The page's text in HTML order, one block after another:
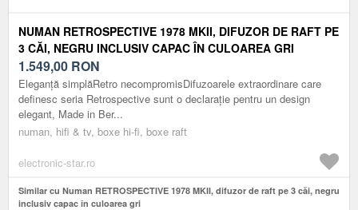
NUMAN RETROSPECTIVE 1978 MKII, DIFUZOR DE RAFT PE
3 CĂI, NEGRU INCLUSIV CAPAC ÎN CULOAREA GRI
1.549,00 RON
Eleganță simplăRetro necompromisDifuzoarele extraordinare care
definesc seria Retrospective sunt o declarație pentru un design
elegant, Made in Ber...
numan, hifi & tv, boxe hi-fi, boxe raft
electronic-star.ro
Similar cu Numan RETROSPECTIVE 1978 MKII, difuzor de raft pe 3 căi, negru
inclusiv capac în culoarea gri